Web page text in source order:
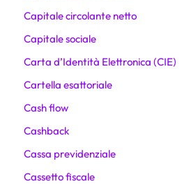
Capitale circolante netto
Capitale sociale
Carta d’Identità Elettronica (CIE)
Cartella esattoriale
Cash flow
Cashback
Cassa previdenziale
Cassetto fiscale